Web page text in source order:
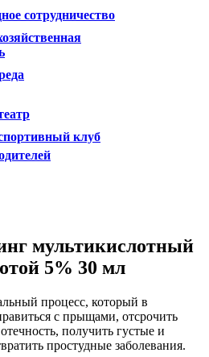
сотрудничество
клуб
мультикислотный
5% 30 мл
процесс, который в
с прыщами, отсрочить
получить густые и
простудные заболевания.